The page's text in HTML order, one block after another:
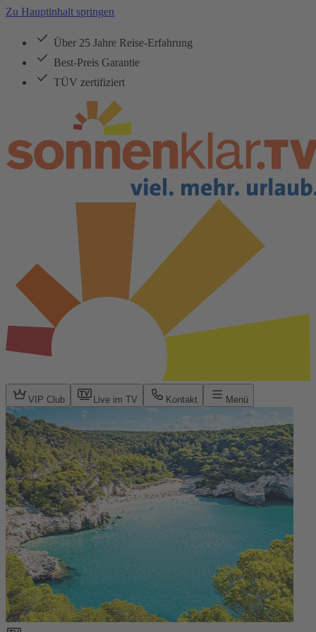
Zu Hauptinhalt springen
Über 25 Jahre Reise-Erfahrung
Best-Preis Garantie
TÜV zertifiziert
VIP Club Live im TV Kontakt Menü